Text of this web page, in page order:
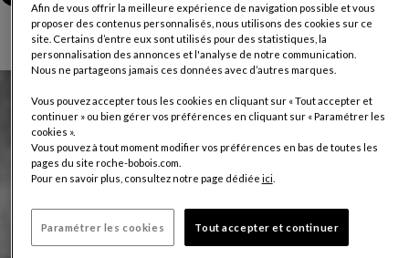
Afin de vous offrir la meilleure expérience de navigation possible et vous
proposer des contenus personnalisés, nous utilisons des cookies sur ce
site. Certains d’entre eux sont utilisés pour des statistiques, la
personnalisation des annonces et l'analyse de notre communication.
Nous ne partageons jamais ces données avec d’autres marques.
Vous pouvez accepter tous les cookies en cliquant sur « Tout accepter et
continuer » ou bien gérer vos préférences en cliquant sur « Paramétrer les
cookies ».
Vous pouvez à tout moment modifier vos préférences en bas de toutes les
pages du site roche-bobois.com.
Pour en savoir plus, consultez notre page dédiée ici.
Paramétrer les cookies Tout accepter et continuer